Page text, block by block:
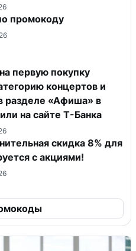
промокоду
первую покупку
концертов и
разделе «Афиша» в
на сайте Т-Банка
скидка 8% для
с акциями!